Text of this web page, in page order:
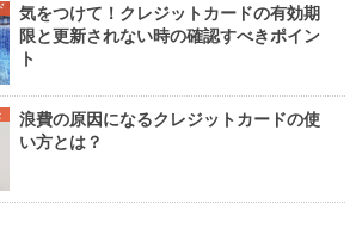
気をつけて！クレジットカードの有効期
限と更新されない時の確認すべきポイン
ト
浪費の原因になるクレジットカードの使
い方とは？